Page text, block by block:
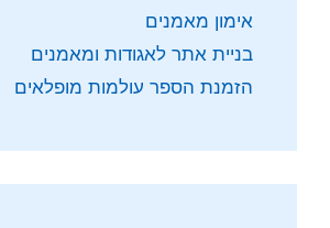
אימון מאמנים
בניית אתר לאגודות ומאמנים
הזמנת הספר עולמות מופלאים